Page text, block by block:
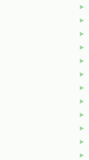
►
►
►
►
►
►
►
►
►
►
►
►